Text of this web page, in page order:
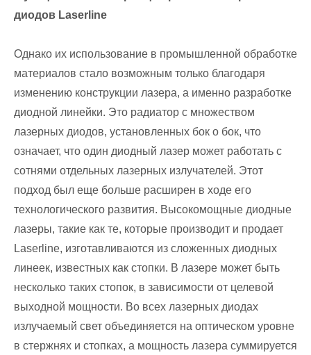
диодов Laserline
Однако их использование в промышленной обработке
материалов стало возможным только благодаря
изменению конструкции лазера, а именно разработке
диодной линейки. Это радиатор с множеством
лазерных диодов, установленных бок о бок, что
означает, что один диодный лазер может работать с
сотнями отдельных лазерных излучателей. Этот
подход был еще больше расширен в ходе его
технологического развития. Высокомощные диодные
лазеры, такие как те, которые производит и продает
Laserline, изготавливаются из сложенных диодных
линеек, известных как стопки. В лазере может быть
несколько таких стопок, в зависимости от целевой
выходной мощности. Во всех лазерных диодах
излучаемый свет объединяется на оптическом уровне
в стержнях и стопках, а мощность лазера суммируется